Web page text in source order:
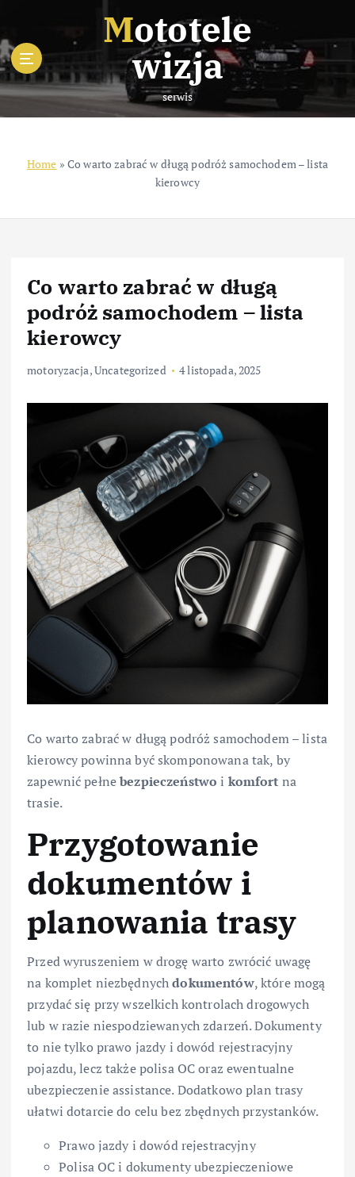
i
p
t
o
c
Mototele
wizja
serwis
Home »Co warto zabrać w długą podróż samochodem – lista
kierowcy
Co warto zabrać w długą
podróż samochodem – lista
kierowcy
motoryzacja,Uncategorized 4 listopada, 2025
Co warto zabrać w długą podróż samochodem – lista
kierowcy powinna być skomponowana tak, by
zapewnić pełnebezpieczeństwo i komfort na
trasie.
Przygotowanie
dokumentów i
planowania trasy
Przed wyruszeniem w drogę warto zwrócić uwagę
na komplet niezbędnychdokumentów, które mogą
przydać się przy wszelkich kontrolach drogowych
lub w razie niespodziewanych zdarzeń. Dokumenty
to nie tylko prawo jazdy i dowód rejestracyjny
pojazdu, lecz także polisa OC oraz ewentualne
ubezpieczenie assistance. Dodatkowo plan trasy
ułatwi dotarcie do celu bez zbędnych przystanków.
Prawo jazdy i dowód rejestracyjny
Polisa OC i dokumenty ubezpieczeniowe